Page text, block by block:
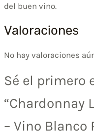
del buen vino.
Valoraciones
No hay valoraciones
Sé el primero
“Chardonnay
– Vino Blanco